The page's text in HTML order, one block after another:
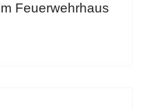
Feuerwehrhaus